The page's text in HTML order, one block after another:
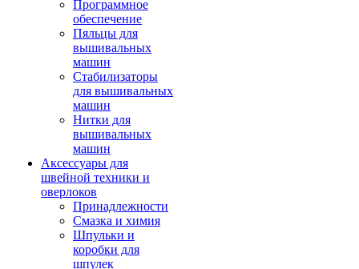
Программное
обеспечение
Пяльцы для
вышивальных
машин
Стабилизаторы
для вышивальных
машин
Нитки для
вышивальных
машин
Аксессуары для
швейной техники и
оверлоков
Принадлежности
Смазка и химия
Шпульки и
коробки для
шпулек